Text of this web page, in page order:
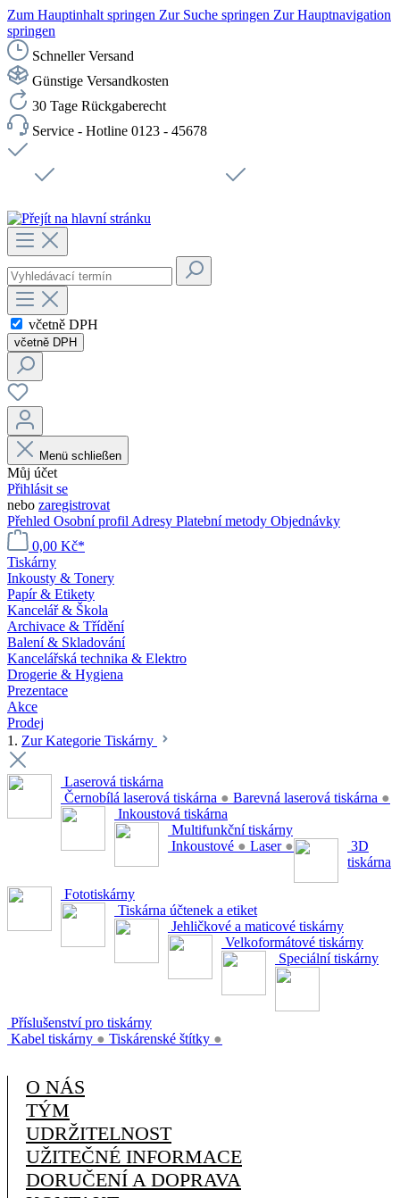
Zum Hauptinhalt springen Zur Suche springen Zur Hauptnavigation
springen
Schneller Versand
Günstige Versandkosten
30 Tage Rückgaberecht
Service - Hotline 0123 - 45678
včetně DPH
včetně DPH
Menü schließen
Můj účet
Přihlásit se
nebo zaregistrovat
Přehled Osobní profil Adresy Platební metody Objednávky
0,00 Kč*
Tiskárny
Inkousty & Tonery
Papír & Etikety
Kancelář & Škola
Archivace & Třídění
Balení & Skladování
Kancelářská technika & Elektro
Drogerie & Hygiena
Prezentace
Akce
Prodej
1. Zur Kategorie Tiskárny
Laserová tiskárna
Černobílá laserová tiskárna ● Barevná laserová tiskárna ●
Inkoustová tiskárna
Multifunkční tiskárny
Inkoustové ● Laser ●
3D
tiskárna
Fototiskárny
Tiskárna účtenek a etiket
Jehličkové a maticové tiskárny
Velkoformátové tiskárny
Speciální tiskárny
Příslušenství pro tiskárny
Kabel tiskárny ● Tiskárenské štítky ●
O NÁS
TÝM
UDRŽITELNOST
UŽITEČNÉ INFORMACE
DORUČENÍ A DOPRAVA